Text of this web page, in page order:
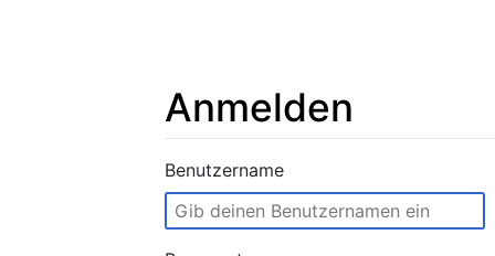
Anmelden
Wechseln zu:Navigation
Benutzername